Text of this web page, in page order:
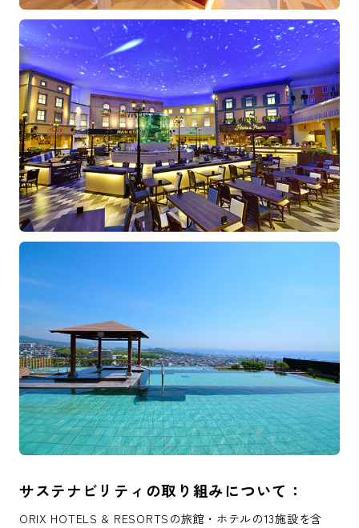
サステナビリティの取り組みについて：
ORIX HOTELS & RESORTSの旅館・ホテルの13施設を含